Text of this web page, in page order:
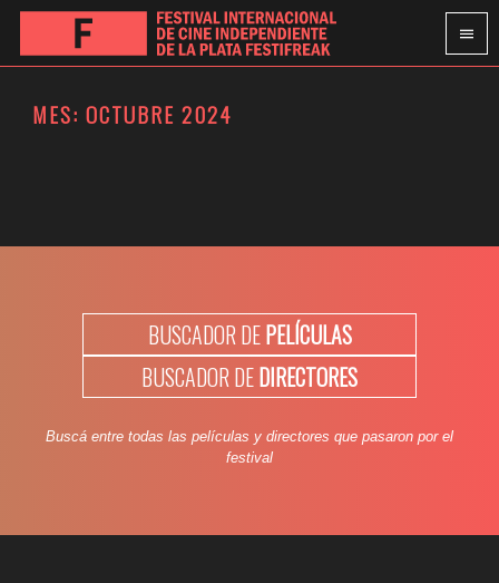
MES: OCTUBRE 2024
BUSCADOR DEPELÍCULAS
BUSCADOR DEDIRECTORES
Buscá entre todas las películas y directores que pasaron por el
festival